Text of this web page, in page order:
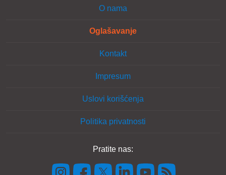
O nama
Oglašavanje
Kontakt
Impresum
Uslovi korišćenja
Politika privatnosti
Pratite nas: